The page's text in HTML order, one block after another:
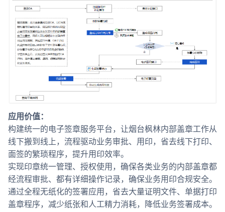
应用价值：
构建统一的电子签章服务平台，让烟台枫林内部盖章工作从
线下搬到线上，流程驱动业务审批、用印，省去线下打印、
面签的繁琐程序，提升用印效率。
实现印章统一管理、授权使用，确保各类业务的内部盖章都
经流程审批、都有详细操作记录，确保业务用印合规安全。
通过全程无纸化的签署应用，省去大量证明文件、单据打印
盖章程序，减少纸张和人工精力消耗，降低业务签署成本。